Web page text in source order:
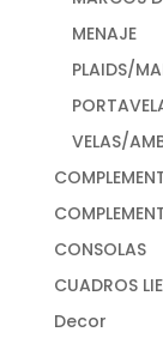
MENAJE
PLAIDS/
VELAS/
CONSOLAS
CUADROS
Decor